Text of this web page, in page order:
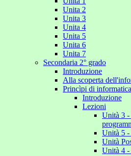
Unita 2
Unita 3
Unita 4
Unita 5
Unita 6
Unita 7
Secondaria 2° grado
Introduzione
Alla scoperta
Princìpi di
Introduzione
Lezioni
Unità 3 -
Unità 5 -
Unità
Unità 4